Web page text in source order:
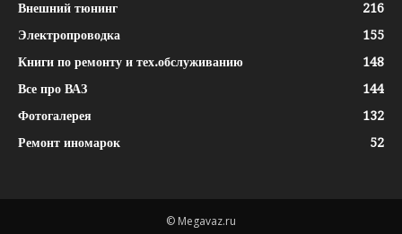
Внешний тюнинг
216
Электропроводка
155
Книги по ремонту и тех.обслуживанию
148
Все про ВАЗ
144
Фотогалерея
132
Ремонт иномарок
52
© Megavaz.ru